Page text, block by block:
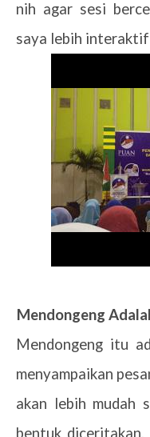
nih agar sesi
saya lebih interaktif
Mendongeng
Mendongeng itu
menyampaikan
akan lebih mudah
bentuk